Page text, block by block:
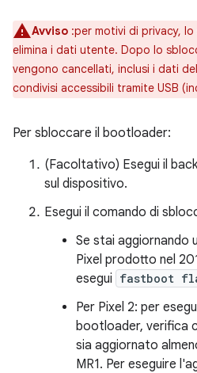
Avviso :per motivi di privacy,
elimina i dati utente. Dopo lo
vengono cancellati, inclusi i dati
condivisi accessibili tramite USB
Per sbloccare il bootloader:
(Facoltativo) Esegui il
sul dispositivo.
Esegui il comando di
Se stai aggiornando
Pixel prodotto nel
esegui fastboot
Per Pixel 2: per
bootloader, verifica
sia aggiornato
MR1. Per eseguire